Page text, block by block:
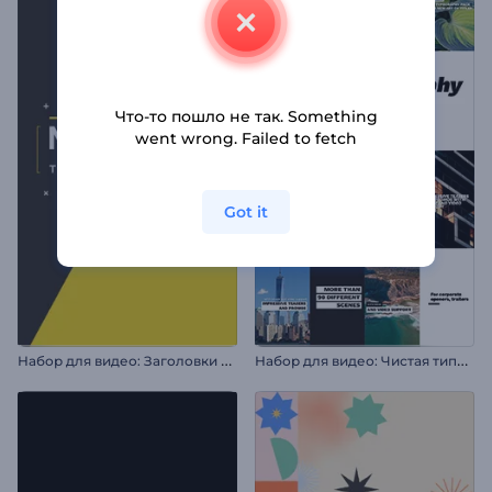
Н
абор для видео: Заголовки в движении Н
абор для видео: Чистая типографика
Что-то пошло не так. Something
went wrong. Failed to fetch
Got it